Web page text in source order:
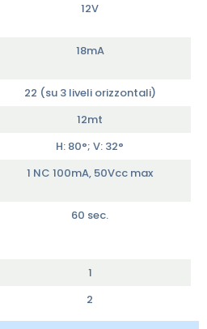
12V
18mA
22 (su 3 liveli orizzontali)
12mt
H: 80°; V: 32°
1 NC 100mA, 50Vcc max
60 sec.
1
2